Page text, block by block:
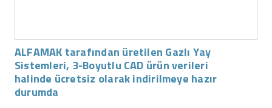
ALFAMAK tarafından üretilen Gazlı Yay
Sistemleri, 3-Boyutlu CAD ürün verileri
halinde ücretsiz olarak indirilmeye hazır
durumda